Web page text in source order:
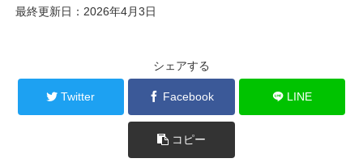
最終更新日：2026年4月3日
シェアする
Twitter Facebook LINE
コピー